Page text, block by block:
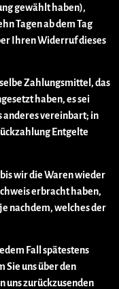
gewählt haben),
Tagen ab dem Tag
Ihren Widerruf dieses
Zahlungsmittel, das
haben, es sei
anderes vereinbart; in
Entgelte
wir die Waren wieder
erbracht haben,
nachdem, welches der
Fall spätestens
Sie uns über den
uns zurückzusenden